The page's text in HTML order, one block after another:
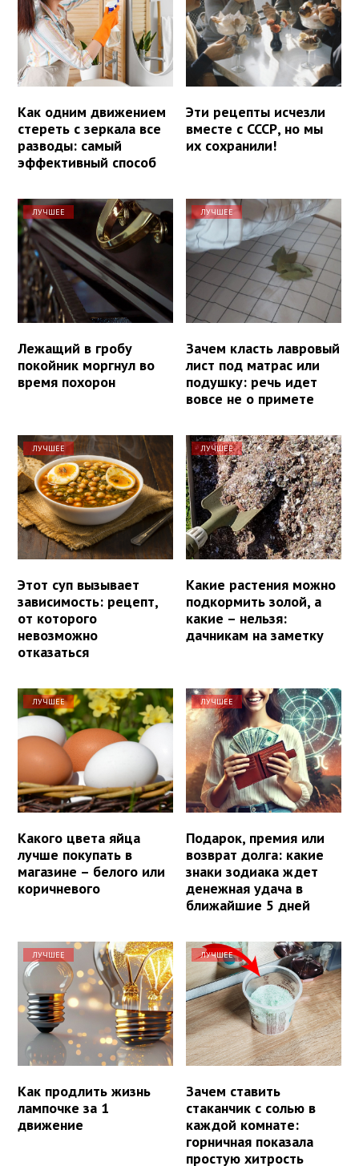
Как одним движением
стереть с зеркала все
разводы: самый
эффективный способ
Эти рецепты исчезли
вместе с СССР, но мы
их сохранили!
ЛУЧШЕЕ
Лежащий в гробу
покойник моргнул во
время похорон
ЛУЧШЕЕ
Зачем класть лавровый
лист под матрас или
подушку: речь идет
вовсе не о примете
ЛУЧШЕЕ
Этот суп вызывает
зависимость: рецепт,
от которого
невозможно
отказаться
ЛУЧШЕЕ
Какие растения можно
подкормить золой, а
какие – нельзя:
дачникам на заметку
ЛУЧШЕЕ
Какого цвета яйца
лучше покупать в
магазине – белого или
коричневого
ЛУЧШЕЕ
Подарок, премия или
возврат долга: какие
знаки зодиака ждет
денежная удача в
ближайшие 5 дней
ЛУЧШЕЕ
Как продлить жизнь
лампочке за 1
движение
ЛУЧШЕЕ
Зачем ставить
стаканчик с солью в
каждой комнате:
горничная показала
простую хитрость